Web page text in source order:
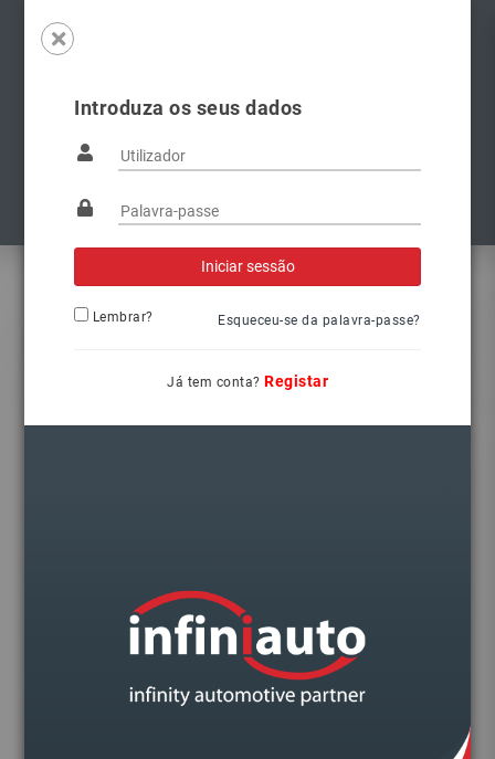
Introduza os seus dados
Lembrar? Esqueceu-se da palavra-passe?
Já tem conta? Registar
Famílias
3. Posso alterar quantidades ou
retirar produtos que acabei de
inserir no carrinho de compras?